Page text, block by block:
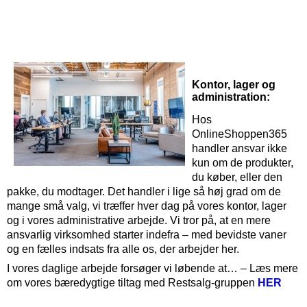
Kontor, lager og
administration:
Hos
OnlineShoppen365
handler ansvar ikke
kun om de produkter,
du køber, eller den
pakke, du modtager. Det handler i lige så høj grad om de
mange små valg, vi træffer hver dag på vores kontor, lager
og i vores administrative arbejde. Vi tror på, at en mere
ansvarlig virksomhed starter indefra – med bevidste vaner
og en fælles indsats fra alle os, der arbejder her.
I vores daglige arbejde forsøger vi løbende at… – Læs mere
om vores bæredygtige tiltag med Restsalg-gruppen HER